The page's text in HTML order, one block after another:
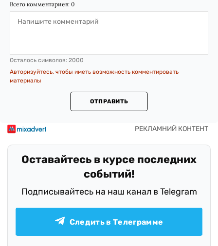
Всего комментариев: 0
Осталось символов: 2000
Авторизуйтесь, чтобы иметь возможность комментировать
материалы
ОТПРАВИТЬ
Оставайтесь в курсе последних
событий!
Подписывайтесь на наш канал в Telegram
Следить в Телеграмме